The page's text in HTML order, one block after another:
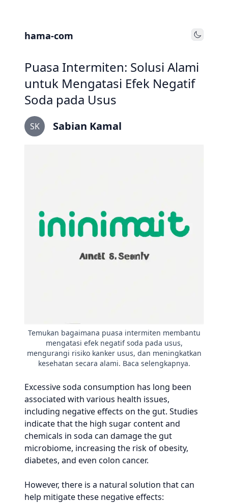
hama-com Toggle
Puasa Intermiten: Solusi Alami
untuk Mengatasi Efek Negatif
Soda pada Usus
SK Sabian Kamal
Temukan bagaimana puasa intermiten membantu
mengatasi efek negatif soda pada usus,
mengurangi risiko kanker usus, dan meningkatkan
kesehatan secara alami. Baca selengkapnya.
Excessive soda consumption has long been
associated with various health issues,
including negative effects on the gut. Studies
indicate that the high sugar content and
chemicals in soda can damage the gut
microbiome, increasing the risk of obesity,
diabetes, and even colon cancer.
However, there is a natural solution that can
help mitigate these negative effects: